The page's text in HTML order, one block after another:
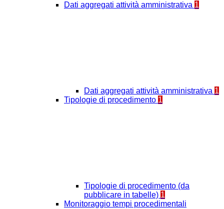
Dati aggregati attività amministrativa 1
Dati aggregati attività amministrativa 1
Tipologie di procedimento 1
Tipologie di procedimento (da
pubblicare in tabelle) 1
Monitoraggio tempi procedimentali